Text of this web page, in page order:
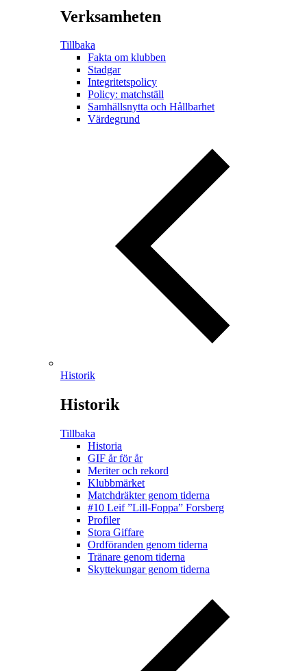
Verksamheten
Tillbaka
Fakta om klubben
Stadgar
Integritetspolicy
Policy: matchställ
Samhällsnytta och Hållbarhet
Värdegrund
Historik
Historik
Tillbaka
Historia
GIF år för år
Meriter och rekord
Klubbmärket
Matchdräkter genom tiderna
#10 Leif ”Lill-Foppa” Forsberg
Profiler
Stora Giffare
Ordföranden genom tiderna
Tränare genom tiderna
Skyttekungar genom tiderna